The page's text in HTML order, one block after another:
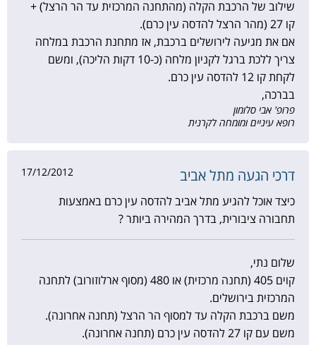
שילוב של הרכבת הקלה (מהתחנה המרכזית עד הר הרצל) +
קו 27 (מהר הרצל להדסה עין כרם).
אם את מגיעה לירושלים ברכבת, אז מתחנת הרכבת במלחה
צריך ללכת ברגל לקניון מלחה (כ-10 דקות הליכה), ומשם
לקחת קו 12 להדסה עין כרם.
בברכה,
פרופ' אבי סלומון
רופא עיניים ומומחה לקרנית
דרכי הגעה מתל אביב 17/12/2012
כיצד אוכל להגיע מתל אביב להדסה עין כרם באמצעות
תחבורה ציבורית, בדרך המהירה ביותר ?
שלום נתי,
קוים 405 (תחנה מרכזית) או 480 (מסוף ארלוזורוב) לתחנה
המרכזית בירושלים.
משם ברכבת הקלה עד למסוף הר הרצל (תחנה אחרונה).
משם עם קו 27 להדסה עין כרם (תחנה אחרונה).